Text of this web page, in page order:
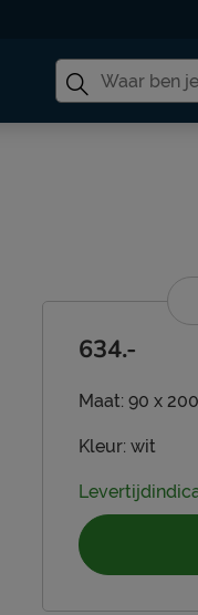
Maat: 90 x
Kleur: wit
634.-